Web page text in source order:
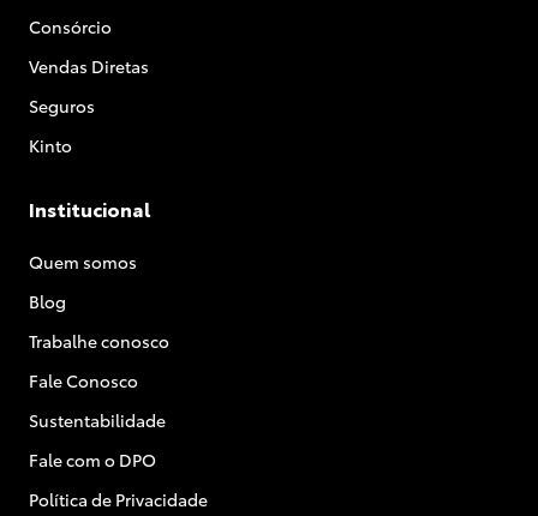
Consórcio
Vendas Diretas
Seguros
Kinto
Institucional
Quem somos
Blog
Trabalhe conosco
Fale Conosco
Sustentabilidade
Fale com o DPO
Política de Privacidade